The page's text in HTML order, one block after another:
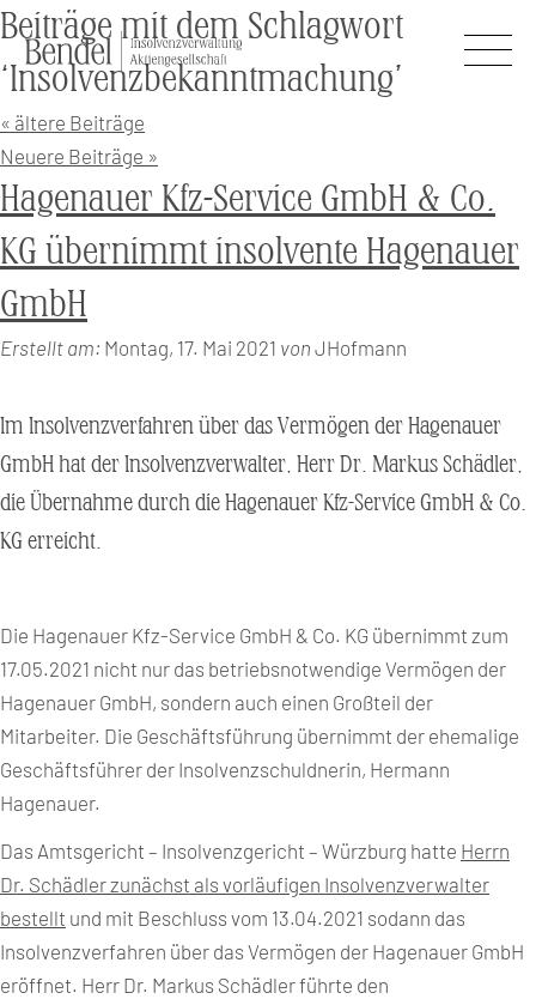
Beiträge mit dem Schlagwort
‘Insolvenzbekanntmachung’
« ältere Beiträge
Neuere Beiträge »
Hagenauer Kfz-Service GmbH & Co.
KG übernimmt insolvente Hagenauer
GmbH
Erstellt am: Montag, 17. Mai 2021 von JHofmann
Im Insolvenzverfahren über das Vermögen der Hagenauer
GmbH hat der Insolvenzverwalter, Herr Dr. Markus Schädler,
die Übernahme durch die Hagenauer Kfz-Service GmbH & Co.
KG erreicht.
Die Hagenauer Kfz-Service GmbH & Co. KG übernimmt zum
17.05.2021 nicht nur das betriebsnotwendige Vermögen der
Hagenauer GmbH, sondern auch einen Großteil der
Mitarbeiter. Die Geschäftsführung übernimmt der ehemalige
Geschäftsführer der Insolvenzschuldnerin, Hermann
Hagenauer.
Das Amtsgericht – Insolvenzgericht – Würzburg hatte Herrn
Dr. Schädler zunächst als vorläufigen Insolvenzverwalter
bestellt und mit Beschluss vom 13.04.2021 sodann das
Insolvenzverfahren über das Vermögen der Hagenauer GmbH
eröffnet. Herr Dr. Markus Schädler führte den